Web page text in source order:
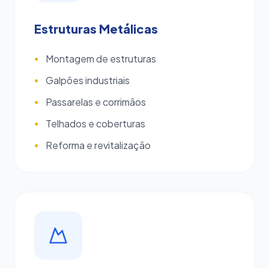
Estruturas Metálicas
● Montagem de estruturas
● Galpões industriais
● Passarelas e corrimãos
● Telhados e coberturas
● Reforma e revitalização